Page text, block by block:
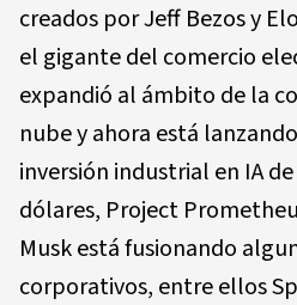
creados por Jeff Bezos y
el gigante del comercio
expandió al ámbito de la
nube y ahora está
inversión industrial en IA
dólares, Project
Musk está fusionando
corporativos, entre ellos